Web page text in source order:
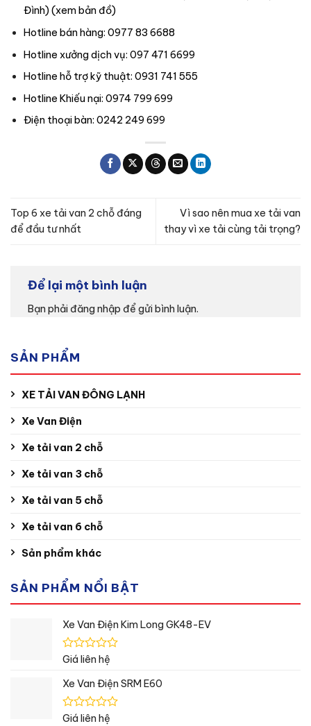
Đình) (xem bản đồ)
Hotline bán hàng: 0977 83 6688
Hotline xưởng dịch vụ: 097 471 6699
Hotline hỗ trợ kỹ thuật: 0931 741 555
Hotline Khiếu nại: 0974 799 699
Điện thoại bàn: 0242 249 699
Top 6 xe tải van 2 chỗ đáng
để đầu tư nhất
Vì sao nên mua xe tải van
thay vì xe tải cùng tải trọng?
Để lại một bình luận
Bạn phải đăng nhập để gửi bình luận.
SẢN PHẨM
XE TẢI VAN ĐÔNG LẠNH
Xe Van Điện
Xe tải van 2 chỗ
Xe tải van 3 chỗ
Xe tải van 5 chỗ
Xe tải van 6 chỗ
Sản phẩm khác
SẢN PHẨM NỔI BẬT
Xe Van Điện Kim Long GK48-EV
Được
hạng
5
sao
Giá liên hệ
Xe Van Điện SRM E60
Được
Giá liên hệ